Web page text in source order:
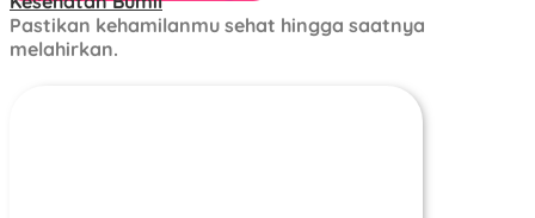
Pastikan kehamilanmu sehat hingga saatnya
melahirkan.